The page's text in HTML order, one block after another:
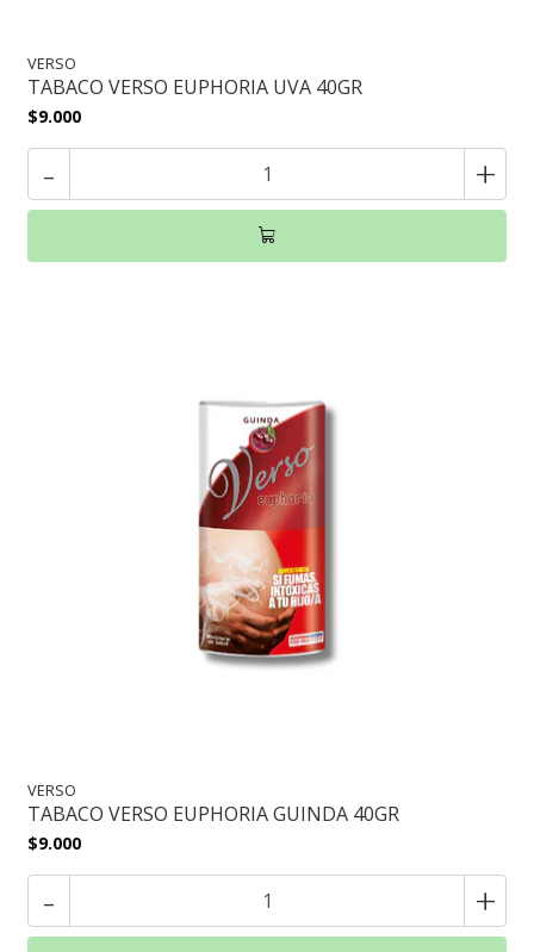
VERSO
TABACO VERSO EUPHORIA UVA 40GR
$9.000
- +
VERSO
TABACO VERSO EUPHORIA GUINDA 40GR
$9.000
- +